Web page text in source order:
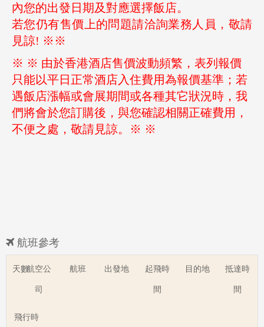
內您的出發日期及對應選擇飯店。
若您仍有售價上的問題請洽詢業務人員，敬請
見諒! ※※
※ ※ 由於香港酒店售價波動頻繁，表列報價
只能以平日正常酒店入住費用為報價基準；若
遇飯店漲幅或會展期間或各種其它狀況時，我
們將會於您訂購後，與您確認相關正確費用，
不便之處，敬請見諒。※ ※
航班參考
天數航空公
司
航班 出發地 起飛時
間
目的地 抵達時
間
飛行時